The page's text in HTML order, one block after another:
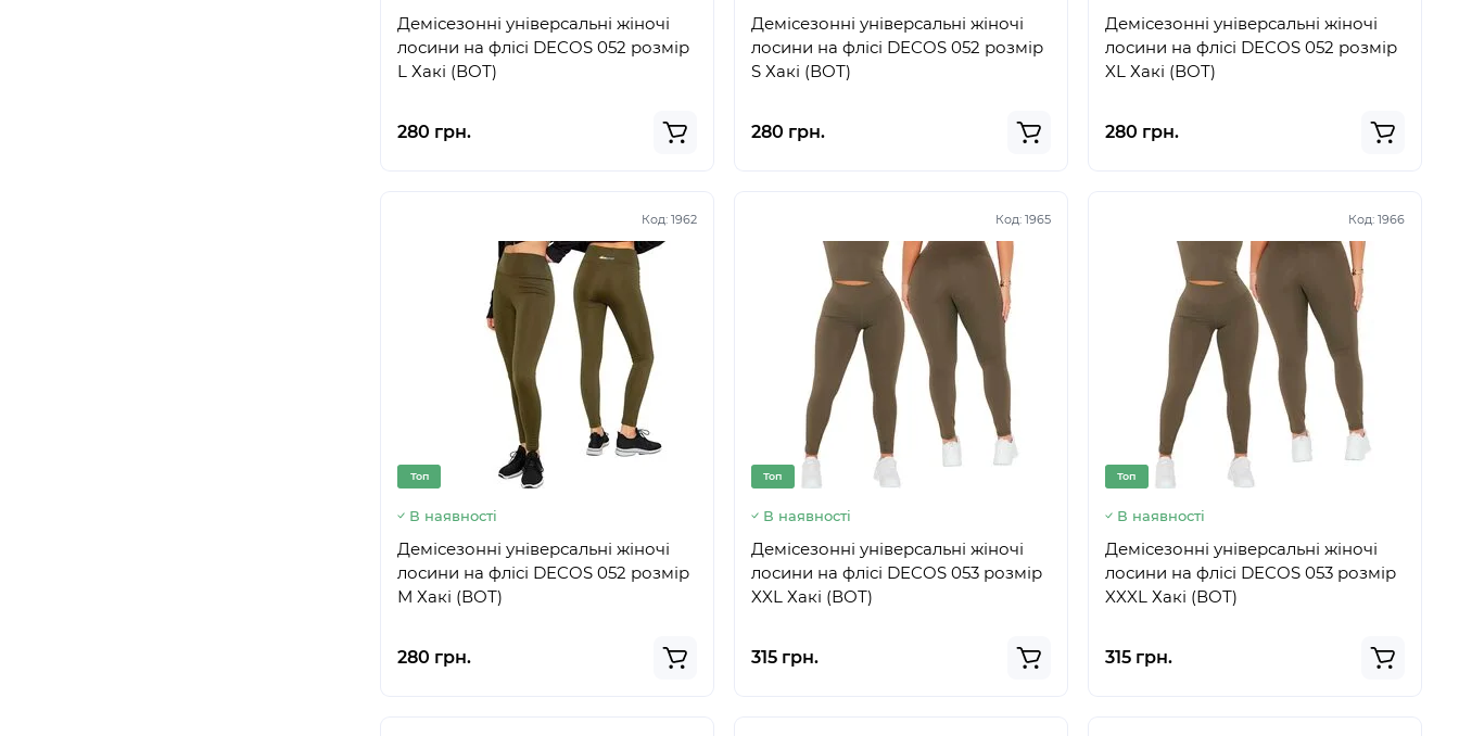
Демісезонні універсальні жіночі
лосини на флісі DECOS 052 розмір
L Хакі (ВОТ)
280 грн.
Демісезонні універсальні жіночі
лосини на флісі DECOS 052 розмір
S Хакі (ВОТ)
280 грн.
Демісезонні універсальні жіночі
лосини на флісі DECOS 052 розмір
XL Хакі (ВОТ)
280 грн.
Код: 1962
Топ
В наявності
Демісезонні універсальні жіночі
лосини на флісі DECOS 052 розмір
М Хакі (ВОТ)
280 грн.
Код: 1965
Топ
В наявності
Демісезонні універсальні жіночі
лосини на флісі DECOS 053 розмір
XXL Хакі (ВОТ)
315 грн.
Код: 1966
Топ
В наявності
Демісезонні універсальні жіночі
лосини на флісі DECOS 053 розмір
XXXL Хакі (ВОТ)
315 грн.